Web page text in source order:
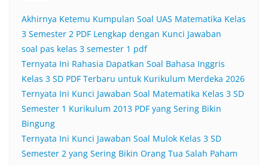
Akhirnya Ketemu Kumpulan Soal UAS Matematika Kelas
3 Semester 2 PDF Lengkap dengan Kunci Jawaban
soal pas kelas 3 semester 1 pdf
Ternyata Ini Rahasia Dapatkan Soal Bahasa Inggris
Kelas 3 SD PDF Terbaru untuk Kurikulum Merdeka 2026
Ternyata Ini Kunci Jawaban Soal Matematika Kelas 3 SD
Semester 1 Kurikulum 2013 PDF yang Sering Bikin
Bingung
Ternyata Ini Kunci Jawaban Soal Mulok Kelas 3 SD
Semester 2 yang Sering Bikin Orang Tua Salah Paham